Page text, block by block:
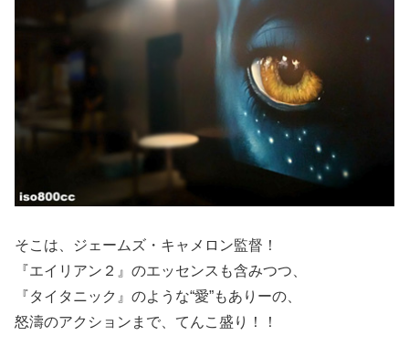
そこは、ジェームズ・キャメロン監督！
『エイリアン２』のエッセンスも含みつつ、
『タイタニック』のような“愛”もありーの、
怒濤のアクションまで、てんこ盛り！！